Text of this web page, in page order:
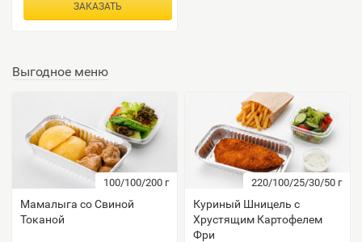
ЗАКАЗАТЬ
Выгодное меню
100/100/200 г
Мамалыга со Свиной
Токаной
220/100/25/30/50 г
Куриный Шницель с
Хрустящим Картофелем
Фри